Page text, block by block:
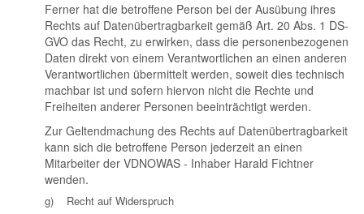
Ferner hat die betroffene Person bei der Ausübung ihres
Rechts auf Datenübertragbarkeit gemäß Art. 20 Abs. 1 DS-
GVO das Recht, zu erwirken, dass die personenbezogenen
Daten direkt von einem Verantwortlichen an einen anderen
Verantwortlichen übermittelt werden, soweit dies technisch
machbar ist und sofern hiervon nicht die Rechte und
Freiheiten anderer Personen beeinträchtigt werden.
Zur Geltendmachung des Rechts auf Datenübertragbarkeit
kann sich die betroffene Person jederzeit an einen
Mitarbeiter der VDNOWAS - Inhaber Harald Fichtner
wenden.
g) Recht auf Widerspruch